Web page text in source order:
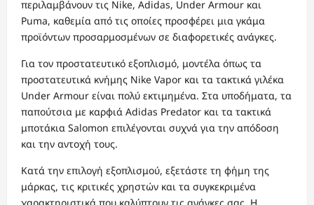
περιλαμβάνουν τις Nike, Adidas, Under Armour και
Puma, καθεμία από τις οποίες προσφέρει μια γκάμα
προϊόντων προσαρμοσμένων σε διαφορετικές ανάγκες.
Για τον προστατευτικό εξοπλισμό, μοντέλα όπως τα
προστατευτικά κνήμης Nike Vapor και τα τακτικά γιλέκα
Under Armour είναι πολύ εκτιμημένα. Στα υποδήματα, τα
παπούτσια με καρφιά Adidas Predator και τα τακτικά
μποτάκια Salomon επιλέγονται συχνά για την απόδοση
και την αντοχή τους.
Κατά την επιλογή εξοπλισμού, εξετάστε τη φήμη της
μάρκας, τις κριτικές χρηστών και τα συγκεκριμένα